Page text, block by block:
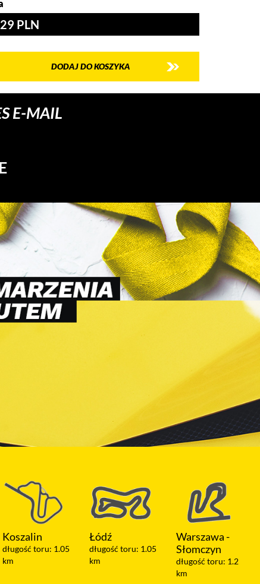
PLN
DODAJ DO KOSZYKA
E-MAIL
Łódź
długość toru: 1.05
km
Warszawa -
Słomczyn
długość toru: 1.2
Olsztyn
długość toru: 2 km